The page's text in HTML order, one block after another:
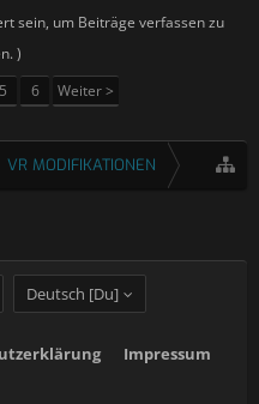
sein, um Beiträge verfassen zu
)
5 6 Weiter >
VR MODIFIKATIONEN
Deutsch [Du]
Impressum